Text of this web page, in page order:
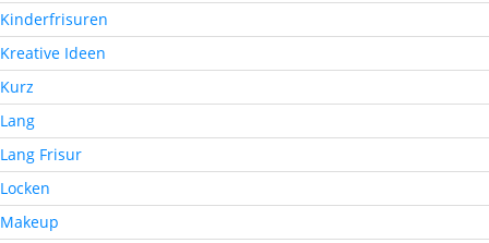
Kinderfrisuren
Kreative Ideen
Kurz
Lang
Lang Frisur
Locken
Makeup